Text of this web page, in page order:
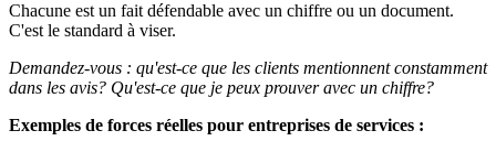
Chacune est un fait défendable avec un chiffre ou un document.
C'est le standard à viser.
Demandez-vous : qu'est-ce que les clients mentionnent constamment
dans les avis? Qu'est-ce que je peux prouver avec un chiffre?
Exemples de forces réelles pour entreprises de services :